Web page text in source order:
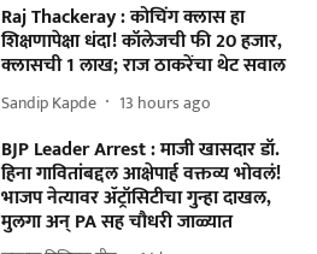
Raj Thackeray : कोचिंग क्लास हा
शिक्षणापेक्षा धंदा! कॉलेजची फी 20 हजार,
क्लासची 1 लाख; राज ठाकरेंचा थेट सवाल
Sandip Kapde 13 hours ago
BJP Leader Arrest : माजी खासदार डॉ.
हिना गावितांबद्दल आक्षेपार्ह वक्तव्य भोवलं!
भाजप नेत्यावर ॲट्रॉसिटीचा गुन्हा दाखल,
मुलगा अन् PA सह चौधरी जाळ्यात